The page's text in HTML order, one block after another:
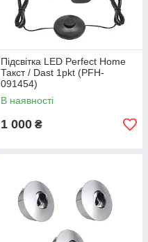
Підсвітка LED Perfect Home
Такст / Dast 1pkt (PFH-
091454)
В наявності
1 000 ₴